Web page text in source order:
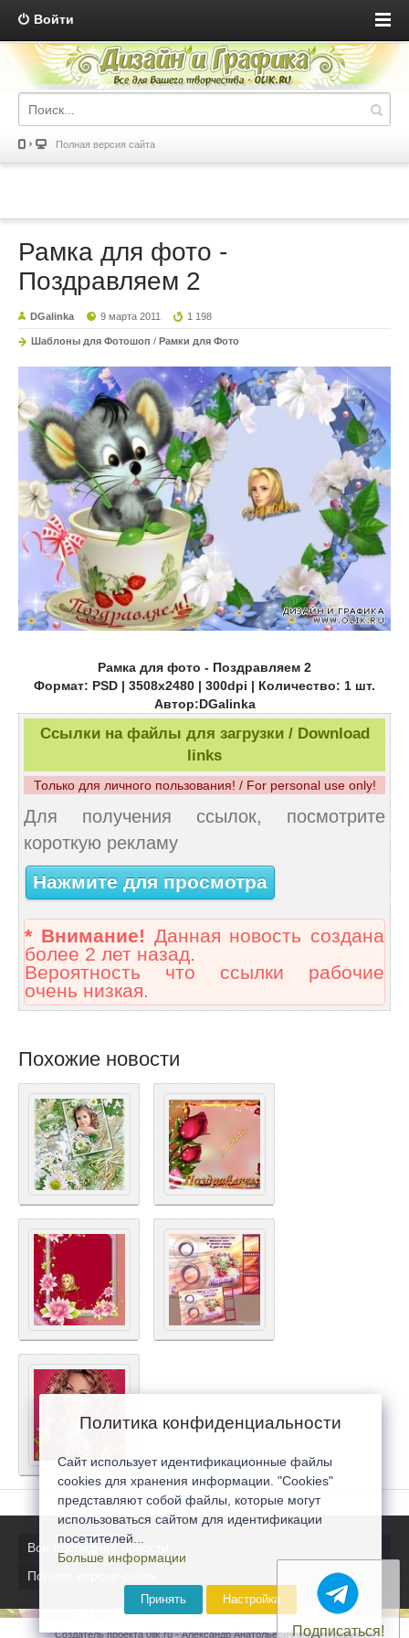
Войти
Полная версия сайта
Рамка для фото -
Поздравляем 2
DGalinka 9 марта 2011 1 198
Шаблоны для Фотошоп / Рамки для Фото
Рамка для фото - Поздравляем 2
Формат: PSD | 3508х2480 | 300dpi | Количество: 1 шт.
Автор:DGalinka
Ссылки на файлы для загрузки / Download
links
Только для личного пользования! / For personal use only!
Для получения ссылок, посмотрите
короткую рекламу
Нажмите для просмотра
* Внимание! Данная новость создана
более 2 лет назад.
Вероятность что ссылки рабочие
очень низкая.
Похожие новости
Все последние новости
Полная версия сайта
Создатель проекта 0lik.ru - Александр Анатольевич © 2007-2026
Подписаться!
Политика конфиденциальности
Сайт использует идентификационные файлы
cookies для хранения информации. "Cookies"
представляют собой файлы, которые могут
использоваться сайтом для идентификации
посетителей...
Больше информации
Принять Настройка